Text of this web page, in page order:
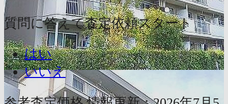
質問に答えて査定依頼スタート
はい
いいえ